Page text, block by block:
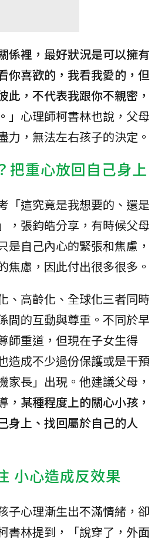
係裡，最好狀況是可以擁有
你喜歡的，我看我愛的，但
此，不代表我跟你不親密，
心理師柯書林也說，父母
力，無法左右孩子的決定。
把重心放回自己身上
「這究竟是我想要的、還是
，張鈞皓分享，有時候父母
是自己內心的緊張和焦慮，
焦慮，因此付出很多很多。
、高齡化、全球化三者同時
間的互動與尊重。不同於早
師重道，但現在子女生得
造成不少過份保護或是干預
家長」出現。他建議父母，
， 某種程度上的關心小孩，
身上、找回屬於自己的人
小心造成反效果
子心理漸生出不滿情緒，卻
書林提到，「說穿了，外面